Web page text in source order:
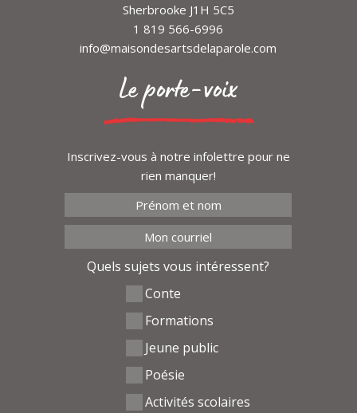
Sherbrooke J1H 5C5
1 819 566-6996
info@maisondesartsdelaparole.com
Le porte-voix
Inscrivez-vous à notre infolettre pour ne
rien manquer!
Quels sujets vous intéressent?
Conte
Formations
Jeune public
Poésie
Activités scolaires